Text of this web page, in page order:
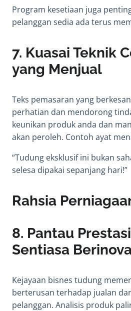
Program kesetiaan juga
pelanggan sedia ada terus
7. Kuasai Teknik
yang Menjual
Teks pemasaran yang
perhatian dan mendorong
keunikan produk anda dan
akan peroleh. Contoh ayat
“Tudung eksklusif ini bukan
selesa dipakai sepanjang hari!”
Rahsia
8. Pantau
Sentiasa
Kejayaan bisnes tudung
berterusan terhadap jualan
pelanggan. Analisis produk